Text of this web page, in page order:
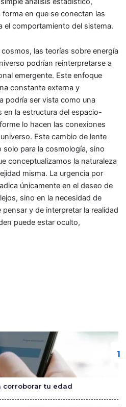
en que se conectan las
el comportamiento del sistema.
las teorías sobre energía
podrían reinterpretarse a
emergente. Este enfoque
constante externa y
podría ser vista como una
en la estructura del espacio-
lo hacen las conexiones
Este cambio de lente
para la cosmología, sino
conceptualizamos la naturaleza
misma. La urgencia por
únicamente en el deseo de
sino en la necesidad de
y de interpretar la realidad
puede estar oculto,
corroborar tu edad